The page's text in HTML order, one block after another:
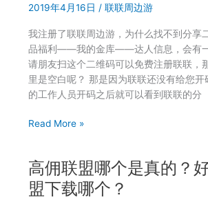
时
公
园
牡
丹
花
香
溢
2019年4月16日 / 联联周边游
我注册了联联周边游，为什么找不到分享
品福利——我的金库——达人信息，会有
请朋友扫这个二维码可以免费注册联联，
里是空白呢？ 那是因为联联还没有给您开
的工作人员开码之后就可以看到联联的分
联
边
游
为
Read More »
高佣联盟哪个是真的？
盟下载哪个？